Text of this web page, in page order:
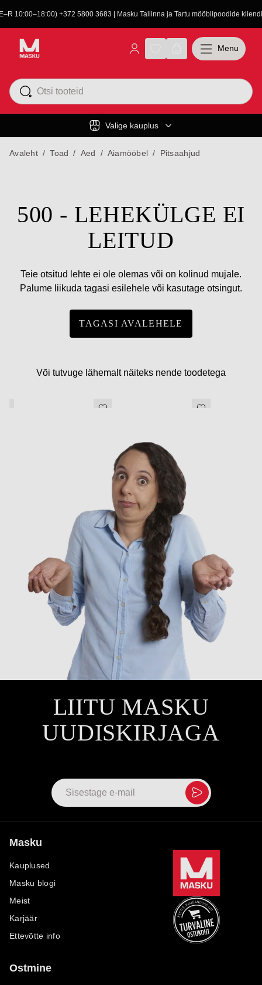
10:00–18:00) +372 5800 3683 | Masku Tallinna ja Tartu mööblipoodide
Valige kauplus
Menu
Avaleht / Toad / Aed / Aiamööbel / Pitsaahjud
500 - LEHEKÜLGE EI
LEITUD
Teie otsitud lehte ei ole olemas või on kolinud mujale.
Palume liikuda tagasi esilehele või kasutage otsingut.
TAGASI AVALEHELE
Või tutvuge lähemalt näiteks nende toodetega
LIITU MASKU
UUDISKIRJAGA
Masku
Kauplused
Masku blogi
Meist
Karjäär
Ettevõtte info
Ostmine